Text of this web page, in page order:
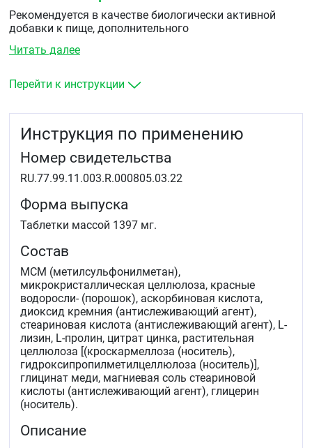
Рекомендуется в качестве биологически активной
добавки к пище, дополнительного
Читать далее
Перейти к инструкции
Инструкция по применению
Номер свидетельства
RU.77.99.11.003.R.000805.03.22
Форма выпуска
Таблетки массой 1397 мг.
Состав
МСМ (метилсульфонилметан),
микрокристаллическая целлюлоза, красные
водоросли- (порошок), аскорбиновая кислота,
диоксид кремния (антислеживающий агент),
стеариновая кислота (антислеживающий агент), L-
лизин, L-пролин, цитрат цинка, растительная
целлюлоза [(кроскармеллоза (носитель),
гидроксипропилметилцеллюлоза (носитель)],
глицинат меди, магниевая соль стеариновой
кислоты (антислеживающий агент), глицерин
(носитель).
Описание